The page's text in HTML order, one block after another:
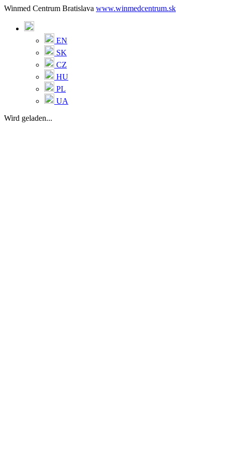
Winmed Centrum Bratislava www.winmedcentrum.sk
EN
SK
CZ
HU
PL
UA
Wird geladen...